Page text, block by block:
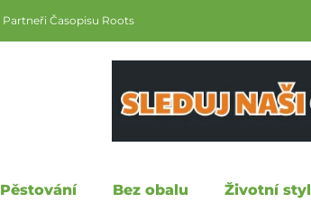
Partneři Časopisu Roots
Pěstování Bez obalu Životní styl